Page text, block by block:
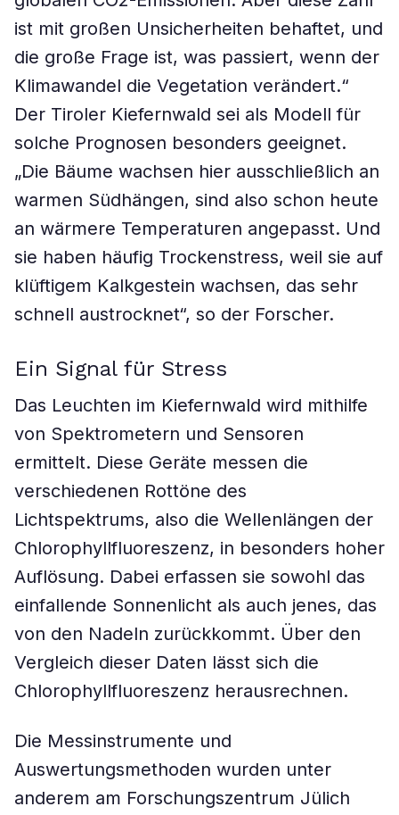
ist mit großen Unsicherheiten behaftet, und
die große Frage ist, was passiert, wenn der
Klimawandel die Vegetation verändert.“
Der Tiroler Kiefernwald sei als Modell für
solche Prognosen besonders geeignet.
„Die Bäume wachsen hier ausschließlich an
warmen Südhängen, sind also schon heute
an wärmere Temperaturen angepasst. Und
sie haben häufig Trockenstress, weil sie auf
klüftigem Kalkgestein wachsen, das sehr
schnell austrocknet“, so der Forscher.
Ein Signal für Stress
Das Leuchten im Kiefernwald wird mithilfe
von Spektrometern und Sensoren
ermittelt. Diese Geräte messen die
verschiedenen Rottöne des
Lichtspektrums, also die Wellenlängen der
Chlorophyllfluoreszenz, in besonders hoher
Auflösung. Dabei erfassen sie sowohl das
einfallende Sonnenlicht als auch jenes, das
von den Nadeln zurückkommt. Über den
Vergleich dieser Daten lässt sich die
Chlorophyllfluoreszenz herausrechnen.
Die Messinstrumente und
Auswertungsmethoden wurden unter
anderem am Forschungszentrum Jülich